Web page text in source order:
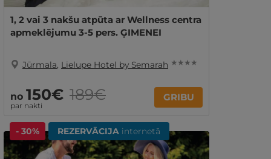
1, 2 vai 3 nakšu atpūta ar Wellness centra
apmeklējumu 3-5 pers. ĢIMENEI
Jūrmala, Lielupe Hotel by Semarah ★ ★ ★ ★
no 150€
par nakti
189€ GRIBU
- 30% REZERVĀCIJA internetā